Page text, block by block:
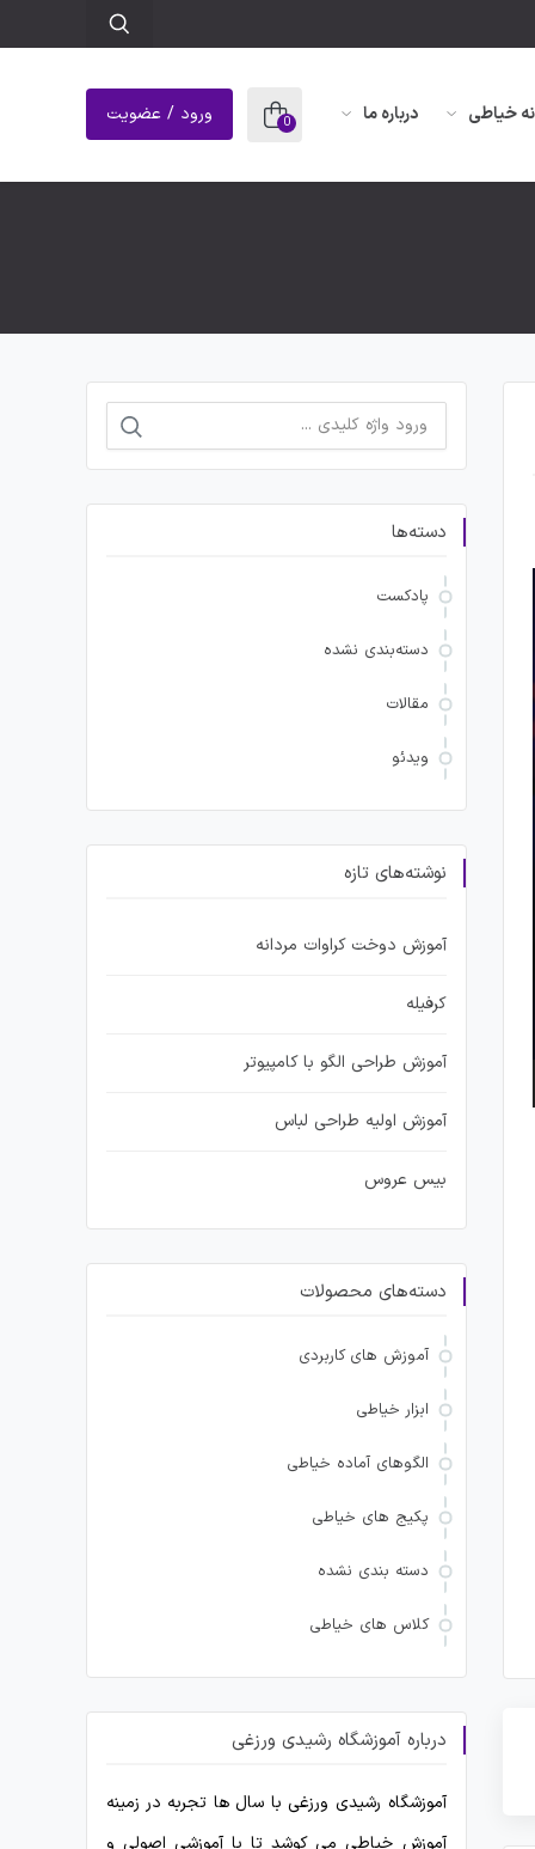
خیاطی درباره ما 0 ورود / عضویت
جستجو
دسته‌ها
پادکست
دسته‌بندی نشده
مقالات
ویدئو
نوشته‌های تازه
آموزش دوخت کراوات مردانه
کرفیله
آموزش طراحی الگو با کامپیوتر
آموزش اولیه طراحی لباس
بیس عروس
دسته‌های محصولات
آموزش های کاربردی
ابزار خیاطی
الگوهای آماده خیاطی
پکیج های خیاطی
دسته بندی نشده
کلاس های خیاطی
درباره آموزشگاه رشیدی ورزغی
آموزشگاه رشیدی ورزغی با سال ها تجربه در زمینه
آموزش خیاطی می کوشد تا با آموزشی اصولی و